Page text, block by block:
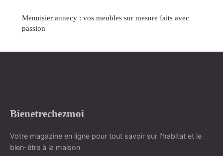
Menuisier annecy : vos meubles sur mesure faits avec
passion
Bienetrechezmoi
Votre magazine en ligne pour tout savoir sur l'habitat et le
bien-être à la maison